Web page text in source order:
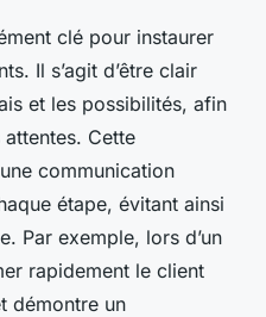
clé pour instaurer
Il s’agit d’être clair
et les possibilités, afin
Cette
communication
étape, évitant ainsi
Par exemple, lors d’un
rapidement le client
démontre un